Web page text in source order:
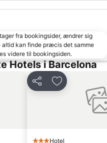
universitet
de Plaça Catalunya
Diagonal Mar i el Front Marítim del Poblenou
Barrio de Les Corts
fra bookingsider, ændrer sig
altid kan finde præcis det samme
videre til bookingsiden.
Hotels i Barcelona
Del Føj til
Hotel